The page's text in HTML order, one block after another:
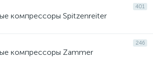
401
компрессоры Spitzenreiter
246
компрессоры Zammer